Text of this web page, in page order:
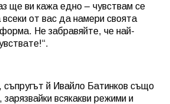
ще ви кажа едно – чувствам се
от вас да намери своята
Не забравяйте, че най-
й Ивайло Батинков също
всякакви режими и